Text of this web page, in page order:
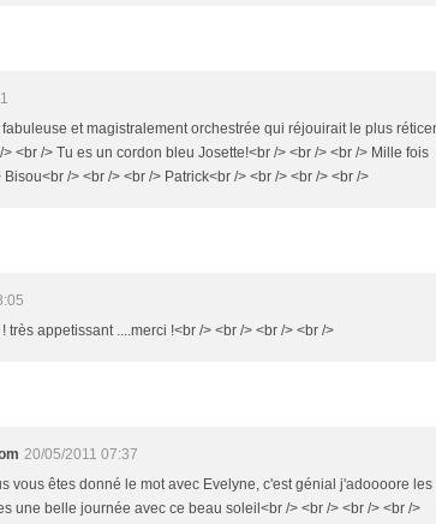
et magistralement orchestrée qui réjouirait le plus
<br /> Tu es un cordon bleu Josette!<br /> <br /> <br /> Mille fois
/> <br /> <br /> Patrick<br /> <br /> <br /> <br />
très appetissant ....merci !<br /> <br /> <br /> <br />
20/05/2011 07:37
vous êtes donné le mot avec Evelyne, c'est génial j'adoooore les
une belle journée avec ce beau soleil<br /> <br /> <br /> <br />